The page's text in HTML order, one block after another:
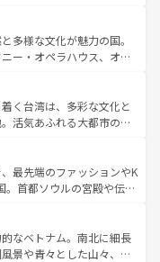
と美食が融合した独特の
各地域で異なる魅力を楽
歴史を感じることができ
リカ
ほしい。
の観光地といえばオアフ
マウイ島やカウアイ島が
輝く海をはじめ、豊かな
を迎えてくれるハワイの
ハワイアンミュージッ
べてがハワイの魅力を彩
い。
多様な文化が魅力の国。
ー・オペラハウス、オー
るウルル（エアーズロッ
やケアンズの熱帯雨林な
カフェやワイン、オージ
おり、サーフィンやダイ
ドア好きにはたまらな
を存分に味わいつくそ
く台湾は、多彩な文化と
活気あふれる大都市の台
湾東部など、都市の喧騒
訪れる人に新しい発見と
奥深い台湾の食文化も魅
、バラエティ豊かな料理
湾情報は コンテンツ一覧を参
最先端のファッションやK
。首都ソウルの宮殿や伝統
の自然美を楽しむことが
絶品のストリートフード
ている。夜には、韓国な
なベトナム。南北に細長
景や青々とした山々、世